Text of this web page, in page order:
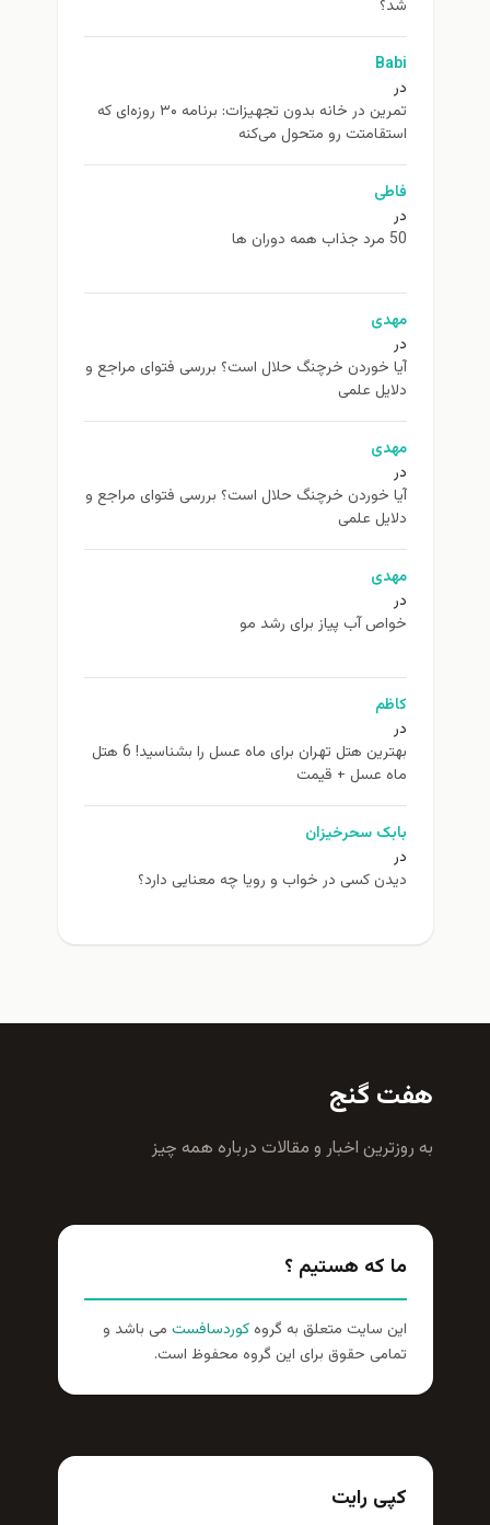
شد؟
Babi
در
تمرین در خانه بدون تجهیزات: برنامه ۳۰ روزه‌ای که
استقامتت رو متحول می‌کنه
فاطی
در
50 مرد جذاب همه دوران ها
مهدی
در
آیا خوردن خرچنگ حلال است؟ بررسی فتوای مراجع و
دلایل علمی
مهدی
در
آیا خوردن خرچنگ حلال است؟ بررسی فتوای مراجع و
دلایل علمی
مهدی
در
خواص آب پیاز برای رشد مو
کاظم
در
بهترین هتل تهران برای ماه عسل را بشناسید! 6 هتل
ماه عسل + قیمت
بابک سحرخیزان
در
دیدن کسی در خواب و رویا چه معنایی دارد؟
هفت گنج
به روزترين اخبار و مقالات درباره همه چيز
ما که هستیم ؟
این سایت متعلق به گروهکوردسافست می باشد و
تمامی حقوق برای این گروه محفوظ است.
کپی رایت